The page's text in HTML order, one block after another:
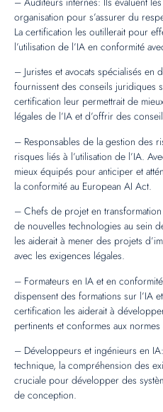
organisation pour s’assurer du
La certification les outillerait pour
l’utilisation de l’IA en conformité
– Juristes et avocats spécialisés en
fournissent des conseils juridiques
certification leur permettrait de
légales de l’IA et d’offrir des
– Responsables de la gestion des
risques liés à l’utilisation de l’IA.
mieux équipés pour anticiper et
la conformité au European AI Act.
– Chefs de projet en
de nouvelles technologies au sein
les aiderait à mener des projets
avec les exigences légales.
– Formateurs en IA et en
dispensent des formations sur l’IA
certification les aiderait à
pertinents et conformes aux
– Développeurs et ingénieurs en
technique, la compréhension des
cruciale pour développer des
de conception.